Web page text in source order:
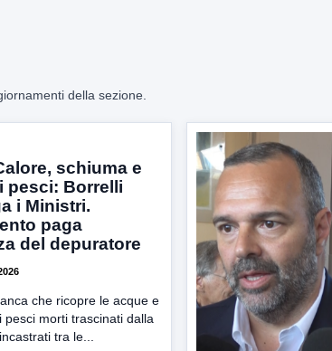
della sezione.
schiuma e
pesci: Borrelli
i Ministri.
paga
del depuratore
che ricopre le acque e
pesci morti trascinati dalla
tra le...